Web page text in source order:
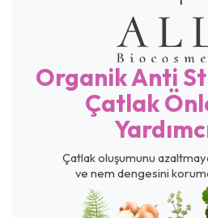
Organik Anti
Çatlak
Çatlak oluşumunu
ve nem dengesini